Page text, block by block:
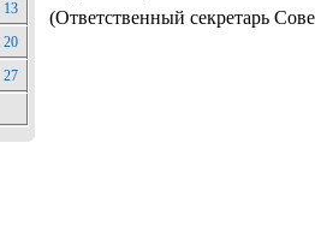
13
20
27
(Ответственный секретарь